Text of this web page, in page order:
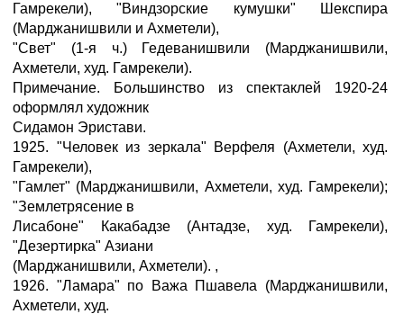
Гамрекели), "Виндзорские кумушки" Шекспира
(Марджанишвили и Ахметели),
"Свет" (1-я ч.) Гедеванишвили (Марджанишвили,
Ахметели, худ. Гамрекели).
Примечание. Большинство из спектаклей 1920-24
оформлял художник
Сидамон Эристави.
1925. "Человек из зеркала" Верфеля (Ахметели, худ.
Гамрекели),
"Гамлет" (Марджанишвили, Ахметели, худ. Гамрекели);
"Землетрясение в
Лисабоне" Какабадзе (Антадзе, худ. Гамрекели),
"Дезертирка" Азиани
(Марджанишвили, Ахметели). ,
1926. "Ламара" по Важа Пшавела (Марджанишвили,
Ахметели, худ.